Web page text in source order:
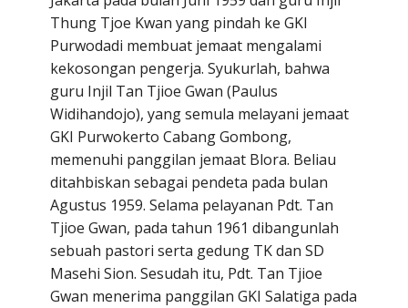
Thung Tjoe Kwan yang pindah ke GKI
Purwodadi membuat jemaat mengalami
kekosongan pengerja. Syukurlah, bahwa
guru Injil Tan Tjioe Gwan (Paulus
Widihandojo), yang semula melayani jemaat
GKI Purwokerto Cabang Gombong,
memenuhi panggilan jemaat Blora. Beliau
ditahbiskan sebagai pendeta pada bulan
Agustus 1959. Selama pelayanan Pdt. Tan
Tjioe Gwan, pada tahun 1961 dibangunlah
sebuah pastori serta gedung TK dan SD
Masehi Sion. Sesudah itu, Pdt. Tan Tjioe
Gwan menerima panggilan GKI Salatiga pada